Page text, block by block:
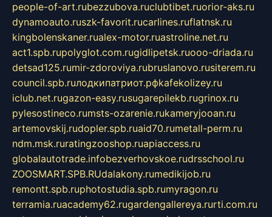
people-of-art.rubezzubova.ruclubtibet.ruorior-aks.ru
dynamoauto.ruszk-favorit.rucarlines.ruflatnsk.ru
kingbolenskaner.rualex-motor.ruastroline.net.ru
act1.spb.rupolyglot.com.rugidlipetsk.ruooo-driada.ru
detsad125.rumir-zdoroviya.rubruslanovo.rusiterem.ru
council.spb.ruлодкипатриот.рфkafekolizey.ru
iclub.net.rugazon-easy.rusugarepilekb.rugrinox.ru
pylesostineco.rumsts-ozarenie.rukameryjooan.ru
artemovskij.rudopler.spb.ruaid70.rumetall-perm.ru
ndm.msk.ruratingzooshop.ruapiaccess.ru
globalautotrade.infobezverhovskoe.rudrsschool.ru
ZOOSMART.SPB.RUdalakony.rumedikijob.ru
remontt.spb.ruphotostudia.spb.rumyragon.ru
terramia.ruacademy62.rugardengallereya.rurti.com.ru